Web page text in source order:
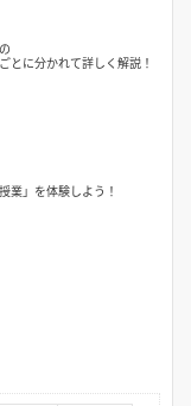
とに分かれて詳しく解説！
業」を体験しよう！